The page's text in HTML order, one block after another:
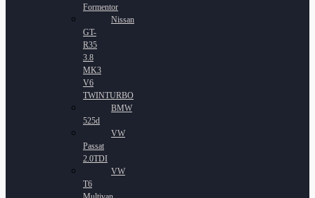
Formentor
Nissan
GT-
R35
3.8
MK3
V6
TWINTURBO
BMW
525d
VW
Passat
2.0TDI
VW
T6